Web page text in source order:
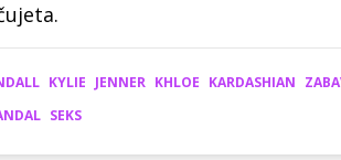
KYLIE JENNER KHLOE KARDASHIAN
SEKS